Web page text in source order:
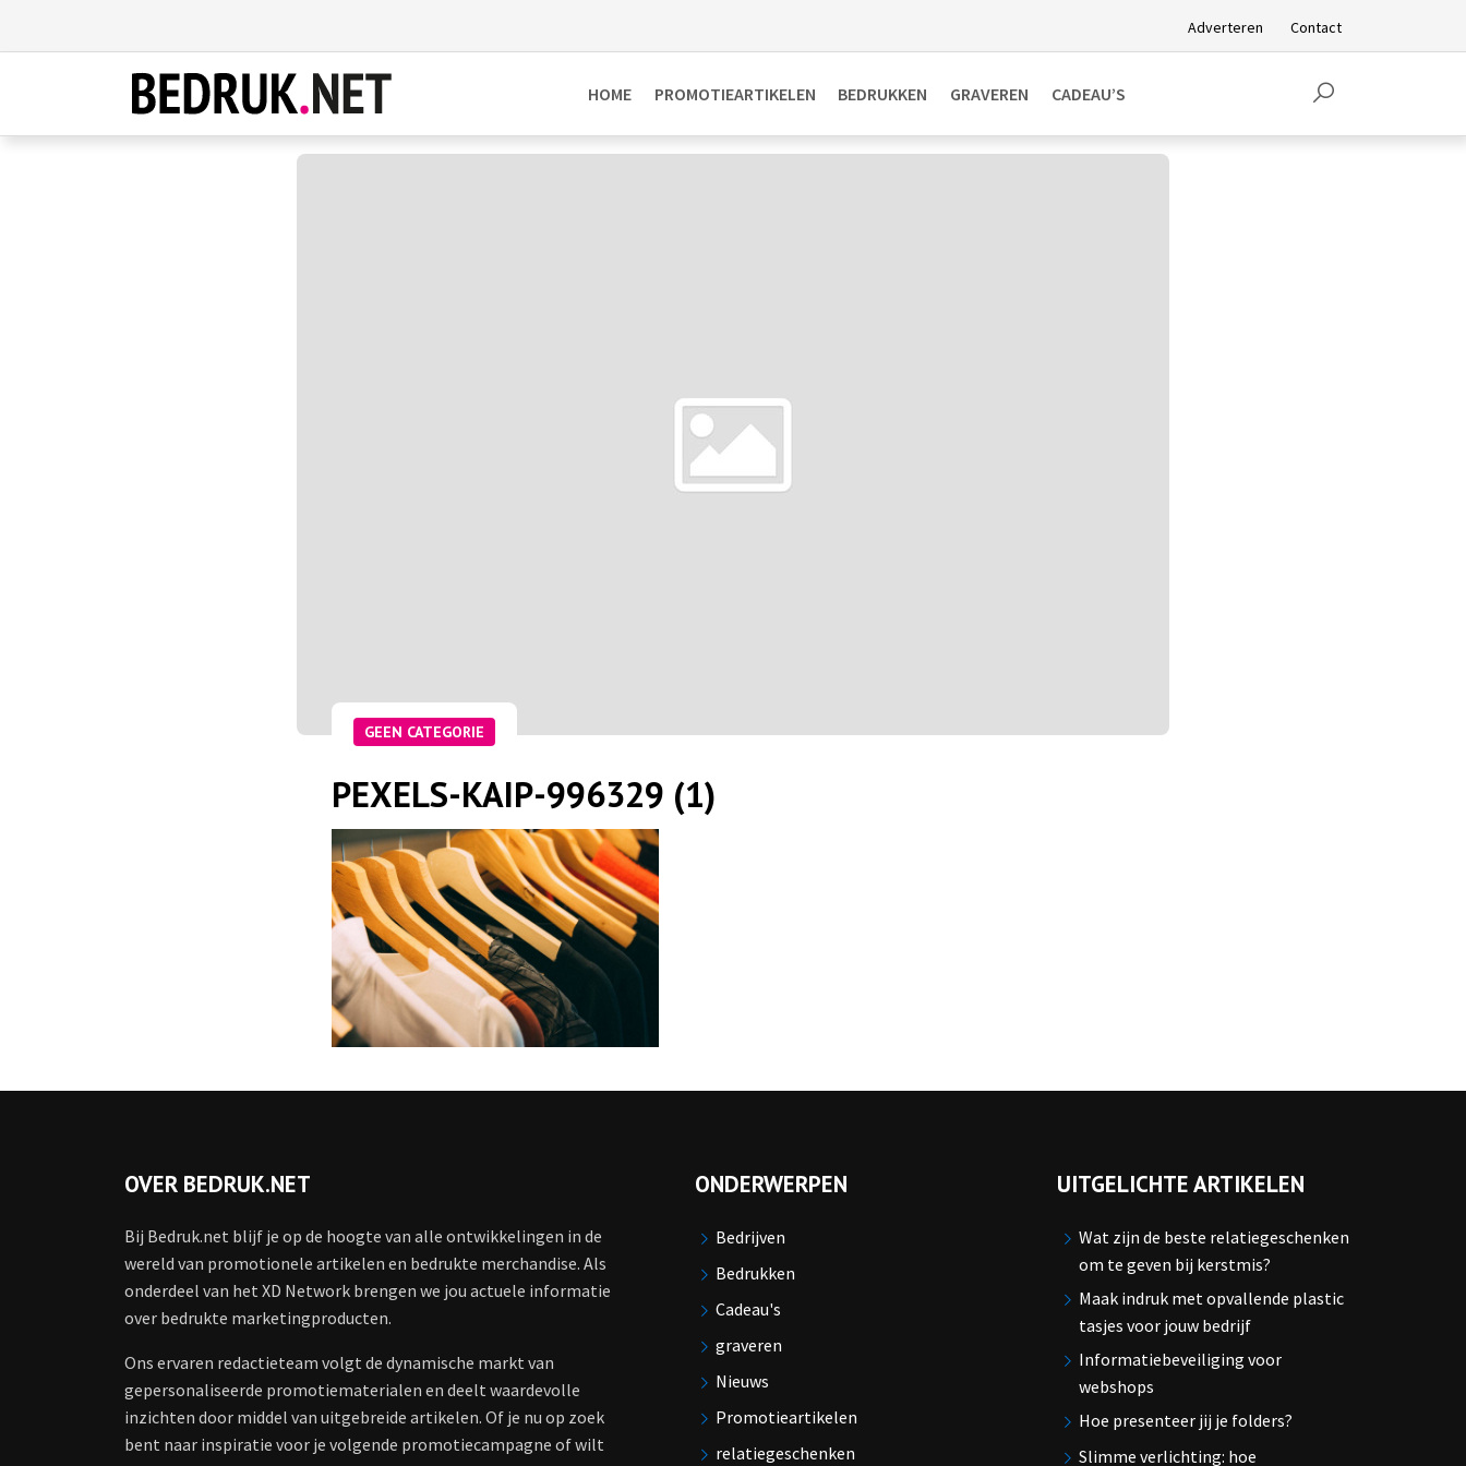
Adverteren Contact
HOME PROMOTIEARTIKELEN BEDRUKKEN GRAVEREN CADEAU’S
GEEN CATEGORIE
PEXELS-KAIP-996329 (1)
OVER BEDRUK.NET
Bij Bedruk.net blijf je op de hoogte van alle ontwikkelingen in de
wereld van promotionele artikelen en bedrukte merchandise. Als
onderdeel van het XD Network brengen we jou actuele informatie
over bedrukte marketingproducten.
Ons ervaren redactieteam volgt de dynamische markt van
gepersonaliseerde promotiematerialen en deelt waardevolle
inzichten door middel van uitgebreide artikelen. Of je nu op zoek
bent naar inspiratie voor je volgende promotiecampagne of wilt
ONDERWERPEN
Bedrijven
Bedrukken
Cadeau's
graveren
Nieuws
Promotieartikelen
relatiegeschenken
UITGELICHTE ARTIKELEN
Wat zijn de beste relatiegeschenken
om te geven bij kerstmis?
Maak indruk met opvallende plastic
tasjes voor jouw bedrijf
Informatiebeveiliging voor
webshops
Hoe presenteer jij je folders?
Slimme verlichting: hoe